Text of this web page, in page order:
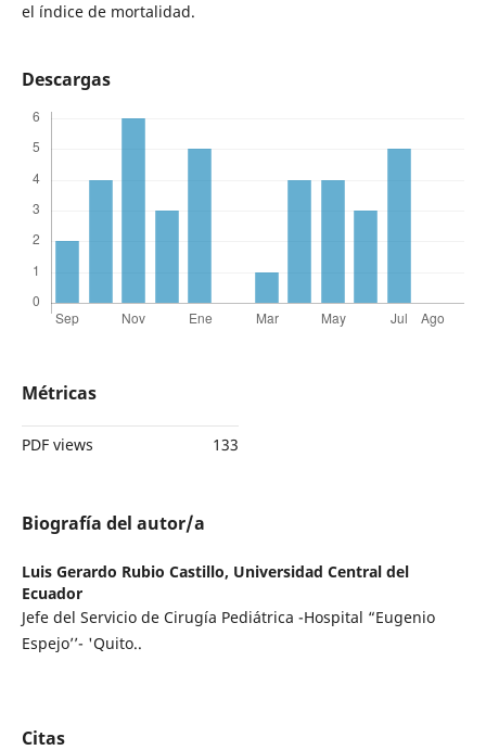
el índice de mortalidad.
Descargas
Métricas
PDF views 133
Biografía del autor/a
Luis Gerardo Rubio Castillo, Universidad Central del
Ecuador
Jefe del Servicio de Cirugía Pediátrica -Hospital “Eugenio
Espejo’’- 'Quito..
Citas